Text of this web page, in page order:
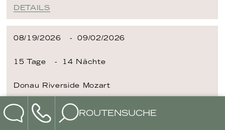
ROUTENSUCHE
DETAILS
08/19/2026 09/02/2026
15 Tage 14 Nächte
Donau Riverside Mozart
Ein Feuerwerk, drei Donaumetropolen und der
Zauber der Wachau